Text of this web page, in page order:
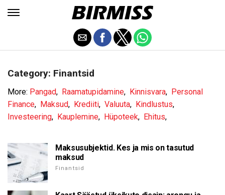
Category: Finantsid
More: Pangad, Raamatupidamine, Kinnisvara, Personal
Finance, Maksud, Krediiti, Valuuta, Kindlustus,
Investeering, Kauplemine, Hüpoteek, Ehitus,
Maksusubjektid. Kes ja mis on tasutud
maksud
Finantsid